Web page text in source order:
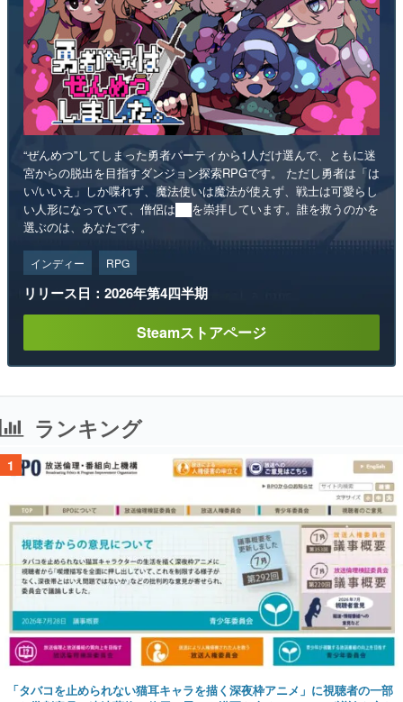
“ぜんめつ”してしまった勇者パーティから1人だけ選んで、ともに迷
宮からの脱出を目指すダンジョン探索RPGです。 ただし勇者は「は
い/いいえ」しか喋れず、魔法使いは魔法が使えず、戦士は可愛らし
い人形になっていて、僧侶は██を崇拝しています。誰を救うのかを
選ぶのは、あなたです。
インディー RPG
リリース日：2026年第4四半期
Steamストアページ
ランキング
1
「タバコを止められない猫耳キャラを描く深夜枠アニメ」に視聴者の一部